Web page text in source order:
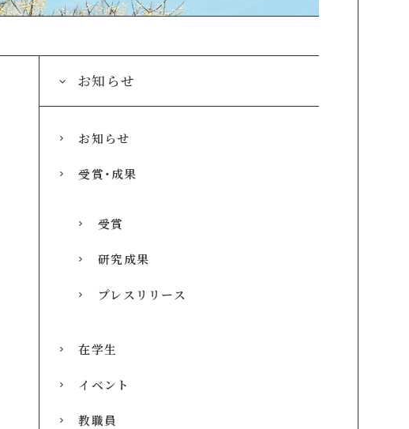
お知らせ
お知らせ
受賞・成果
受賞
研究成果
プレスリリース
在学生
イベント
教職員